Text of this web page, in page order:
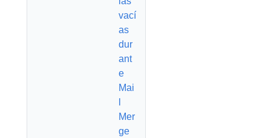
vací
as
dur
ant
e
Mai
Mer
ge